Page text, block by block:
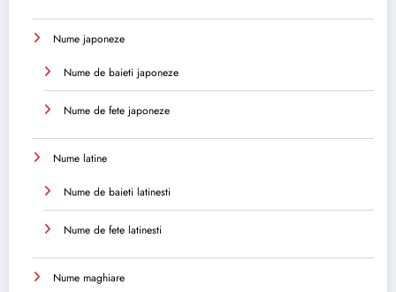
Nume japoneze
Nume de baieti japoneze
Nume de fete japoneze
Nume latine
Nume de baieti latinesti
Nume de fete latinesti
Nume maghiare